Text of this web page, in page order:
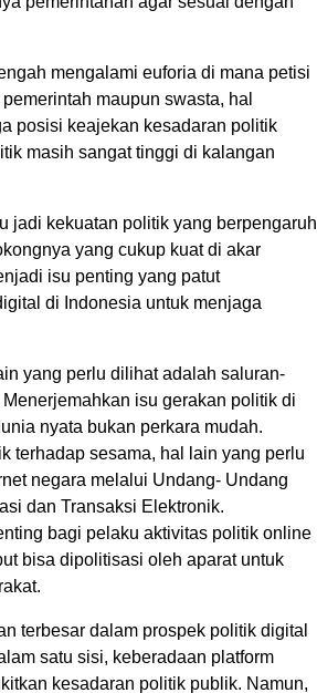
mengalami euforia di mana petisi
maupun swasta, hal
posisi keajekan kesadaran politik
masih sangat tinggi di kalangan
jadi kekuatan politik yang berpengaruh
yang cukup kuat di akar
isu penting yang patut
di Indonesia untuk menjaga
yang perlu dilihat adalah saluran-
isu gerakan politik di
nyata bukan perkara mudah.
terhadap sesama, hal lain yang perlu
negara melalui Undang- Undang
dan Transaksi Elektronik.
bagi pelaku aktivitas politik online
bisa dipolitisasi oleh aparat untuk
terbesar dalam prospek politik digital
satu sisi, keberadaan platform
kesadaran politik publik. Namun,